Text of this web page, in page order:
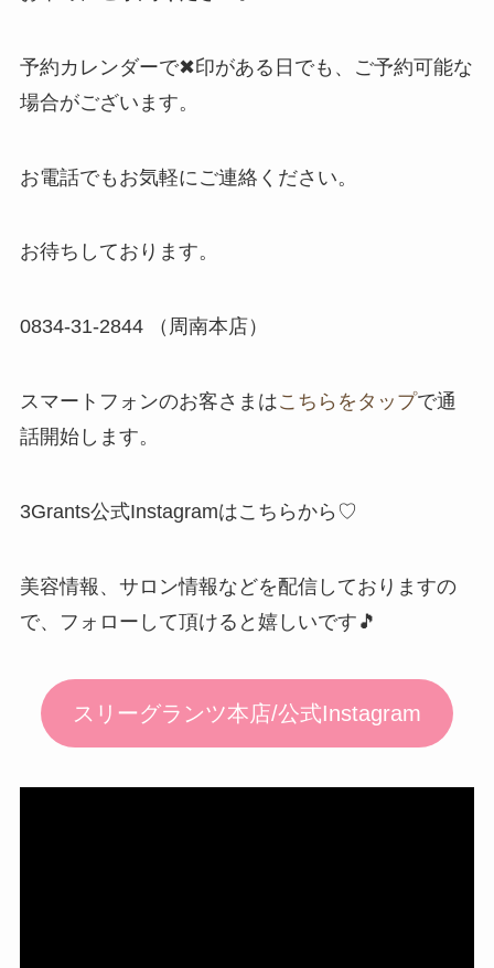
予約カレンダーで✖印がある日でも、ご予約可能な
場合がございます。
お電話でもお気軽にご連絡ください。
お待ちしております。
​0834-31-2844 （周南本店）
スマートフォンのお客さまはこちらをタップで通
話開始します。
3Grants公式Instagramはこちらから♡
美容情報、サロン情報などを配信しておりますの
で、フォローして頂けると嬉しいです🎵
スリーグランツ本店/公式Instagram